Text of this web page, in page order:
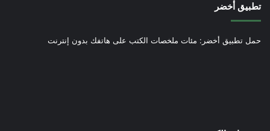
تطبيق أخضر
حمل تطبيق أخضر: مئات ملخصات الكتب على هاتفك بدون إنترنت